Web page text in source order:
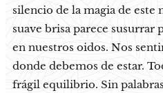
silencio de la magia de este
suave brisa parece susurrar
en nuestros oidos. Nos
donde debemos de estar.
frágil equilibrio. Sin